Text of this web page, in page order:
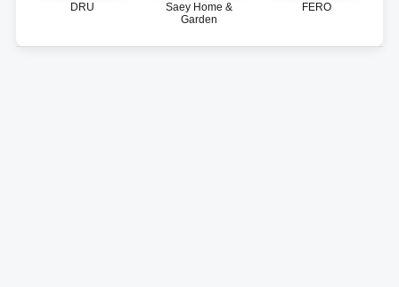
DRU
Saey Home &
Garden
FERO